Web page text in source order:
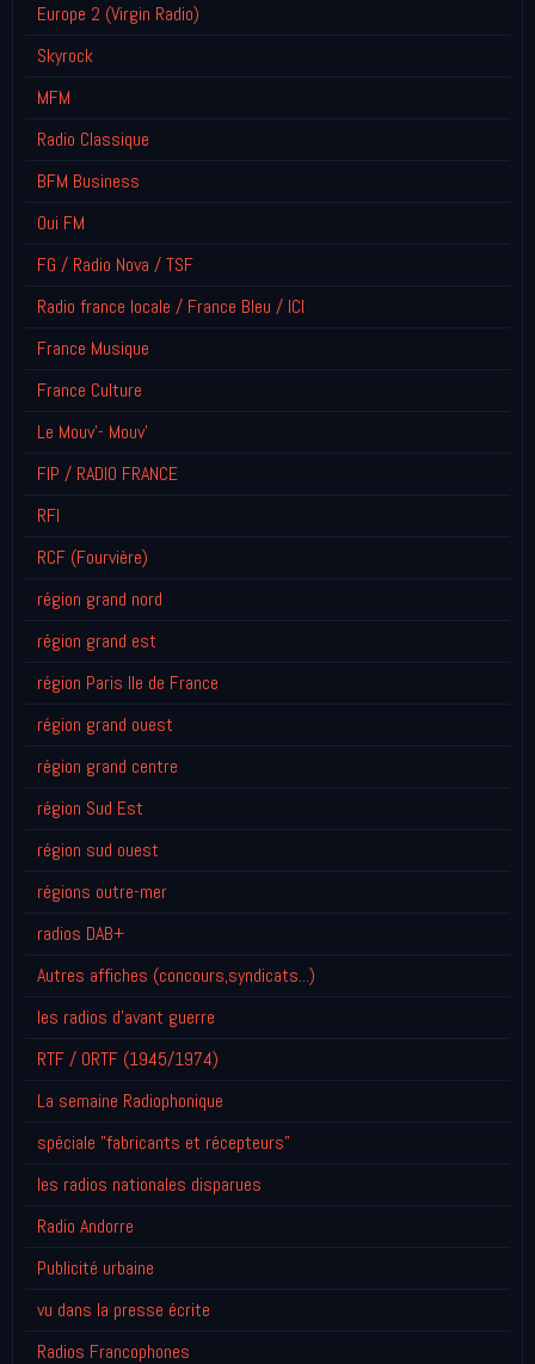
Europe 2 (Virgin Radio)
Skyrock
MFM
Radio Classique
BFM Business
Oui FM
FG / Radio Nova / TSF
Radio france locale / France Bleu / ICI
France Musique
France Culture
Le Mouv'- Mouv'
FIP / RADIO FRANCE
RFI
RCF (Fourvière)
région grand nord
région grand est
région Paris Ile de France
région grand ouest
région grand centre
région Sud Est
région sud ouest
régions outre-mer
radios DAB+
Autres affiches (concours,syndicats...)
les radios d'avant guerre
RTF / ORTF (1945/1974)
La semaine Radiophonique
spéciale "fabricants et récepteurs"
les radios nationales disparues
Radio Andorre
Publicité urbaine
vu dans la presse écrite
Radios Francophones